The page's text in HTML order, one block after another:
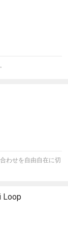
わせを自由自在に切
Loop